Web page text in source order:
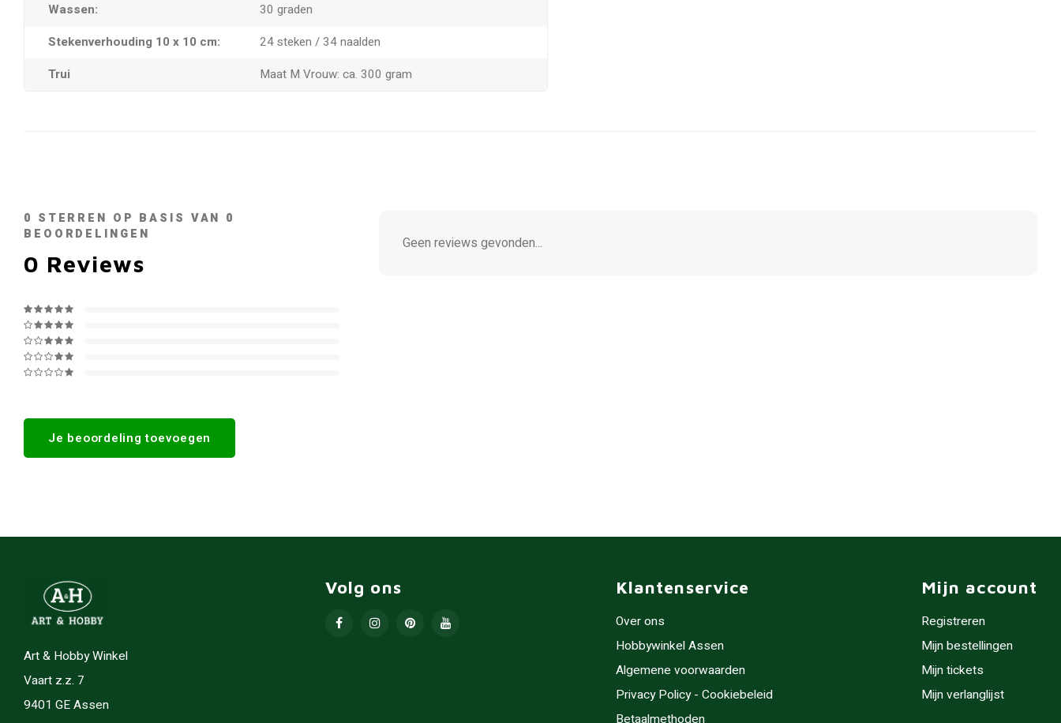
Wassen:
30 graden
Stekenverhouding 10 x 10 cm:
24 steken / 34 naalden
Trui
Maat M Vrouw: ca. 300 gram
0 STERREN OP BASIS VAN 0
BEOORDELINGEN
0 Reviews
Je beoordeling toevoegen
Geen reviews gevonden...
Art & Hobby Winkel
Vaart z.z. 7
9401 GE Assen
Volg ons Klantenservice
Over ons
Hobbywinkel Assen
Algemene voorwaarden
Privacy Policy - Cookiebeleid
Mijn account
Registreren
Mijn bestellingen
Mijn tickets
Mijn verlanglijst